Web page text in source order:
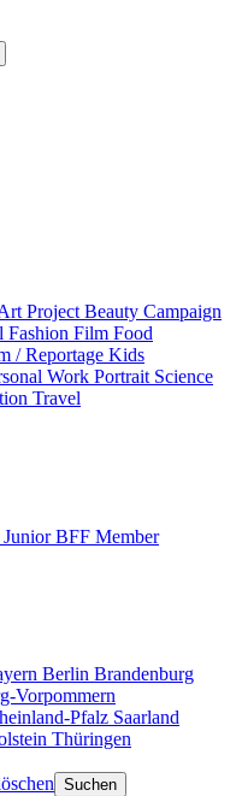
Project Beauty Campaign
Fashion Film Food
/ Reportage Kids
Work Portrait Science
Travel
BFF Member
Berlin Brandenburg
Vorpommern
Pfalz Saarland
Thüringen